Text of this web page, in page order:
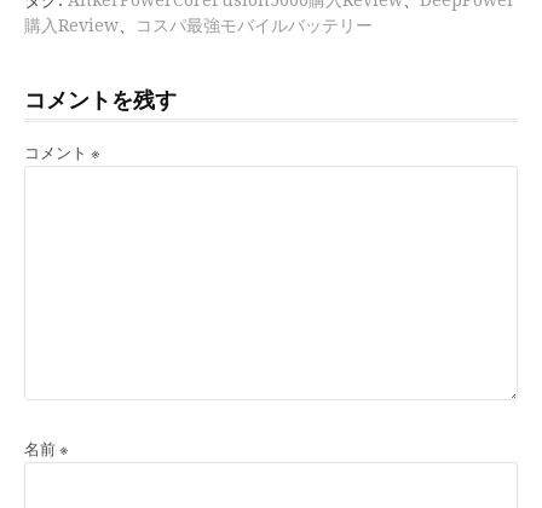
読
購入Review、 コスパ最強モバイルバッテリー
コメントを残す
コメント ※
名前 ※